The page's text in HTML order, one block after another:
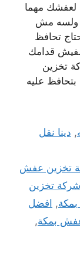
لعفشك مهما
ولسه مش
تحافظ
قدامك
تخزين
عليه
, دينا نقل
تخزين عفش
تخزين
, افضل
بمكة,